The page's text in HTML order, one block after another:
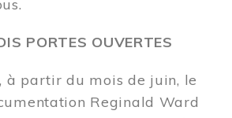
PORTES OUVERTES
à partir du mois de juin, le
Reginald Ward